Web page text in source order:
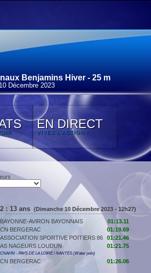
Benjamins Hiver - 25 m
Décembre 2023
EN DIRECT
VIVEZ L'ACTION !
: 13 ans (Dimanche 10 Décembre 2023 - 12h27)
BAYONNE-AVIRON BAYONNAIS 01:13.11
CN BERGERAC 01:19.69
ASSOCIATION SPORTIVE POITIERS 86 01:21.46
AS NAGEURS LOUDUN 01:21.75
CNAHN - PAYS DE LA LOIRE / NANTES (Water polo)
CN BERGERAC 01:26.06